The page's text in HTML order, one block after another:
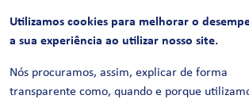
CERTIFICAÇÕES
Utilizamos cookies para melhorar o
a sua experiência ao utilizar nosso site.
Nós procuramos, assim, explicar de forma
transparente como, quando e porque